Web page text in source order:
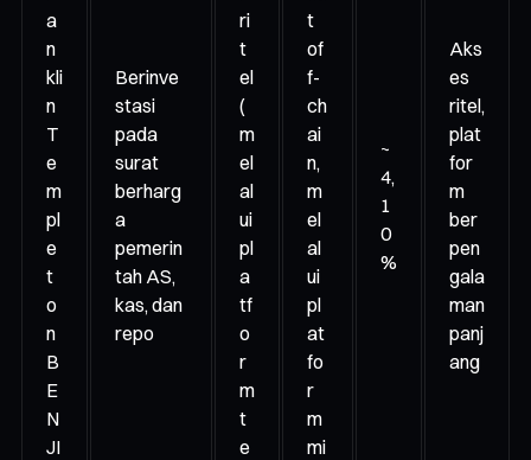
a
n
kli
n
T
e
m
pl
e
t
o
n
B
E
N
JI
Berinve
stasi
pada
surat
berharg
a
pemerin
tah AS,
kas, dan
repo
ri
t
el
(
m
el
al
ui
pl
a
tf
o
r
m
t
e
t
of
f-
ch
ai
n,
m
el
al
ui
pl
at
fo
r
m
mi
~
4,
1
0
%
Aks
es
ritel,
plat
for
m
ber
pen
gala
man
panj
ang